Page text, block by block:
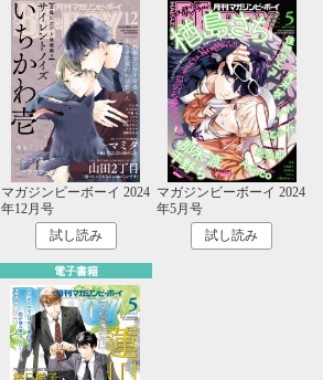
マガジンビーボーイ 2024
年12月号
試し読み
マガジンビーボーイ 2024
年5月号
試し読み
電子書籍